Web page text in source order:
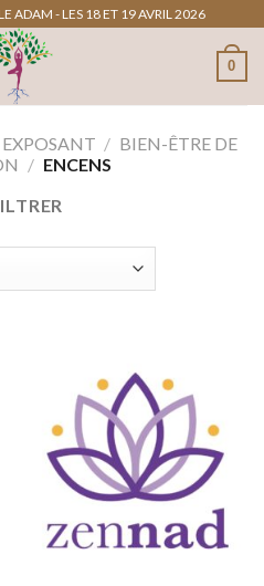
ADAM - LES 18 ET 19 AVRIL 2026
0
/ BIEN-ÊTRE DE
/ ENCENS